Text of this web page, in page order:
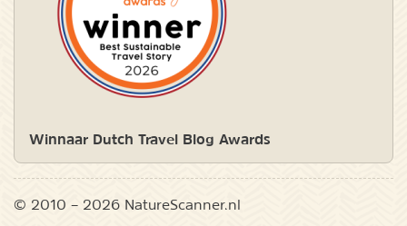
Winnaar Dutch Travel Blog Awards
© 2010 – 2026 NatureScanner.nl